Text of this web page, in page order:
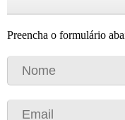
Preencha o formulário